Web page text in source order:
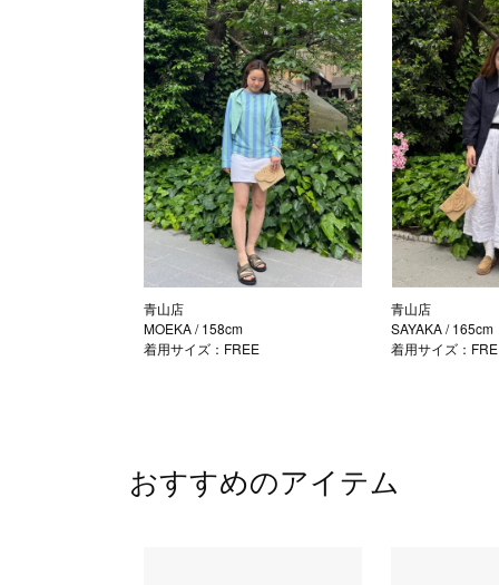
青山店
MOEKA/ 158cm
着用サイズ：FREE
青山店
SAYAKA/ 165cm
着用サイズ：
おすすめのアイテム